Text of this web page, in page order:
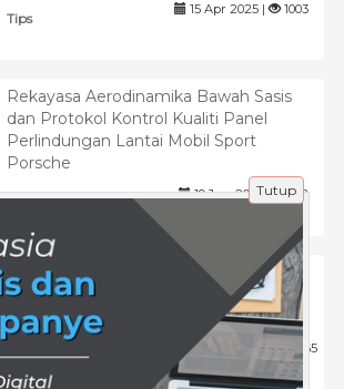
Tips
15 Apr 2025 | 1003
Rekayasa Aerodinamika Bawah Sasis
dan Protokol Kontrol Kualiti Panel
Perlindungan Lantai Mobil Sport
Porsche
19 Jun 2026 | 102
Mengungkap 5 Fakta Menarik di Balik
Kampanye Partai Golkar yang Harus
Anda Ketahui
Politik
5 Maret 2025 | 465
Tutup